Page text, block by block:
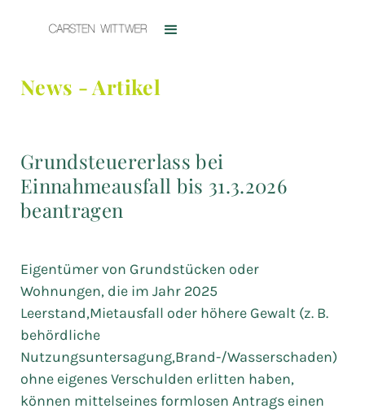
News - Artikel
Grundsteuererlass bei
Einnahmeausfall bis 31.3.2026
beantragen
Eigentümer von Grundstücken oder
Wohnungen, die im Jahr 2025
Leerstand,Mietausfall oder höhere Gewalt (z. B.
behördliche
Nutzungsuntersagung,Brand-/Wasserschaden)
ohne eigenes Verschulden erlitten haben,
können mittelseines formlosen Antrags einen